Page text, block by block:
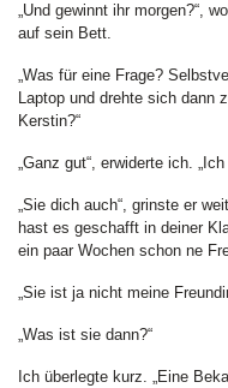
„Und gewinnt ihr morgen?“,
auf sein Bett.
„Was für eine Frage?
Laptop und drehte sich dann
Kerstin?“
„Ganz gut“, erwiderte ich.
„Sie dich auch“, grinste er
hast es geschafft in deiner
ein paar Wochen schon ne
„Sie ist ja nicht meine
„Was ist sie dann?“
Ich überlegte kurz. „Eine